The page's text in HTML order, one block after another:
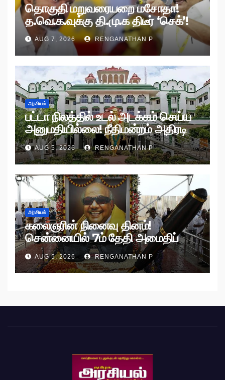
தொகுதி மறுவரையறை மசோதா!
த.வெ.க.வுக்கு தி.மு.க திடீர் ‘செக்’!
AUG 7, 2026 RENGANATHAN P
அரசியல்
பட்டா நிலத்தில் உடல் அடக்கம் செய்ய
அனுமதியில்லை! நீதிமன்றம் அதிரடி
உத்தரவு!
AUG 5, 2026 RENGANATHAN P
அரசியல்
கலைஞரின் நினைவு தினம்!
சென்னையில் 7ம் தேதி அமைதிப்
பேரணி!
AUG 5, 2026 RENGANATHAN P